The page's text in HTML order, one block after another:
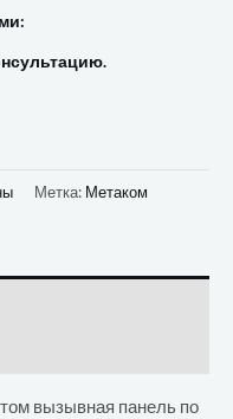
Метка: Метаком
вызывная панель по